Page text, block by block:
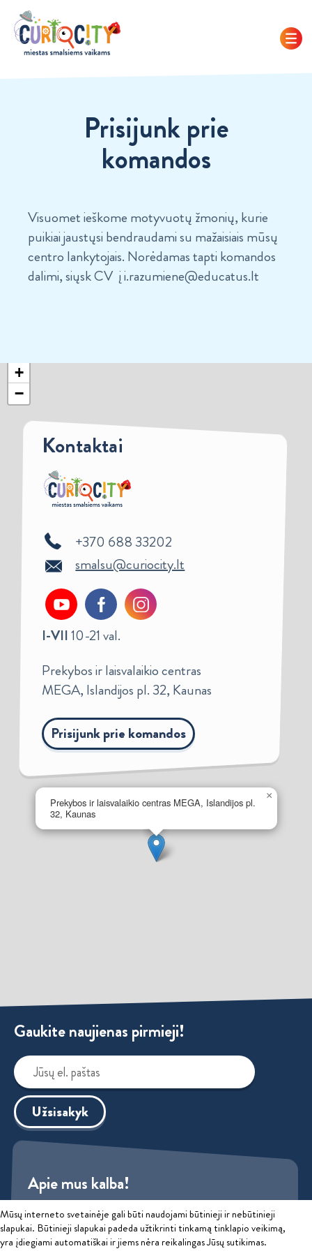
Prisijunk prie
komandos
Visuomet ieškome motyvuotų žmonių, kurie
puikiai jaustųsi bendraudami su mažaisiais mūsų
centro lankytojais. Norėdamas tapti komandos
dalimi, siųsk CV įi.razumiene@educatus.lt
Prekybos ir laisvalaikio centras MEGA, Islandijos pl.
32, Kaunas
×
+
−
Kontaktai
+370 688 33202
smalsu@curiocity.lt
I-VII10-21 val.
Prekybos ir laisvalaikio centras
MEGA, Islandijos pl. 32, Kaunas
Prisijunk prie komandos
Gaukite naujienas pirmieji!
Užsisakyk
Apie mus kalba!
Sužinok
Mūsų interneto svetainėje gali būti naudojami būtinieji ir nebūtinieji
slapukai. Būtinieji slapukai padeda užtikrinti tinkamą tinklapio veikimą,
yra įdiegiami automatiškai ir jiems nėra reikalingas Jūsų sutikimas.